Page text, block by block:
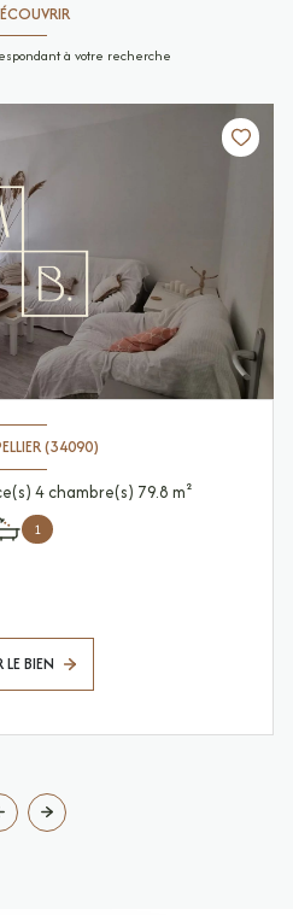
à votre recherche
(34090)
Appartement 5 pièce(s) 4 chambre(s) 79.8 m²
1
LE BIEN